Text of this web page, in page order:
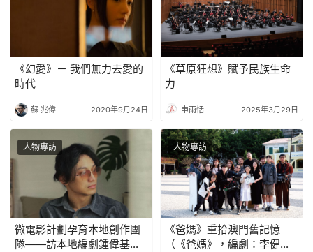
《幻愛》－ 我們無力去愛的
時代
蘇 兆偉 2020年9月24日
《草原狂想》賦予民族生命
力
申雨恬 2025年3月29日
人物專訪
微電影計劃孕育本地創作團
隊――訪本地編劇鍾偉基
人物專訪
《爸媽》重拾澳門舊記憶
（《爸媽》，編劇：李健豐